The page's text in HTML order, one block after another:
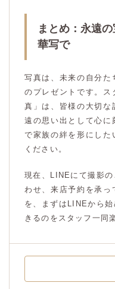
まとめ：永遠
華写で
写真は、未来の自分た
のプレゼントです。ス
真」は、皆様の大切な
遠の思い出として心に
で家族の絆を形にした
ください。
現在、LINEにて撮影
わせ、来店予約を承
を、まずはLINEから
きるのをスタッフ一同